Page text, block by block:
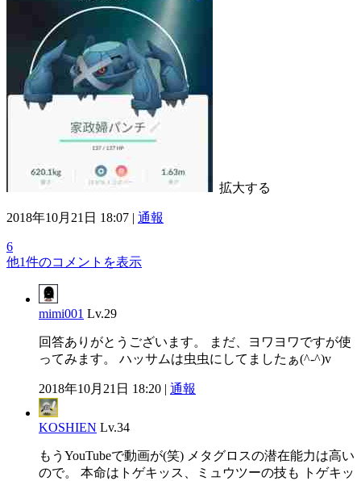
拡大する
2018年10月21日 18:07 | 通報
6
他1件のコメントを表示
mimi001 Lv.29
回答ありがとうございます。 まだ、ヨワヨワですが使
ってみます。 ハッサムは虫虫にしてましたぁ(^-^)v
2018年10月21日 18:20 | 通報
KOSHIEN Lv.34
もうYouTubeで動画が(笑) メタグロスの潜在能力は高い
ので。 本命はトゲキッス、ミュウツーの技も トゲキッ